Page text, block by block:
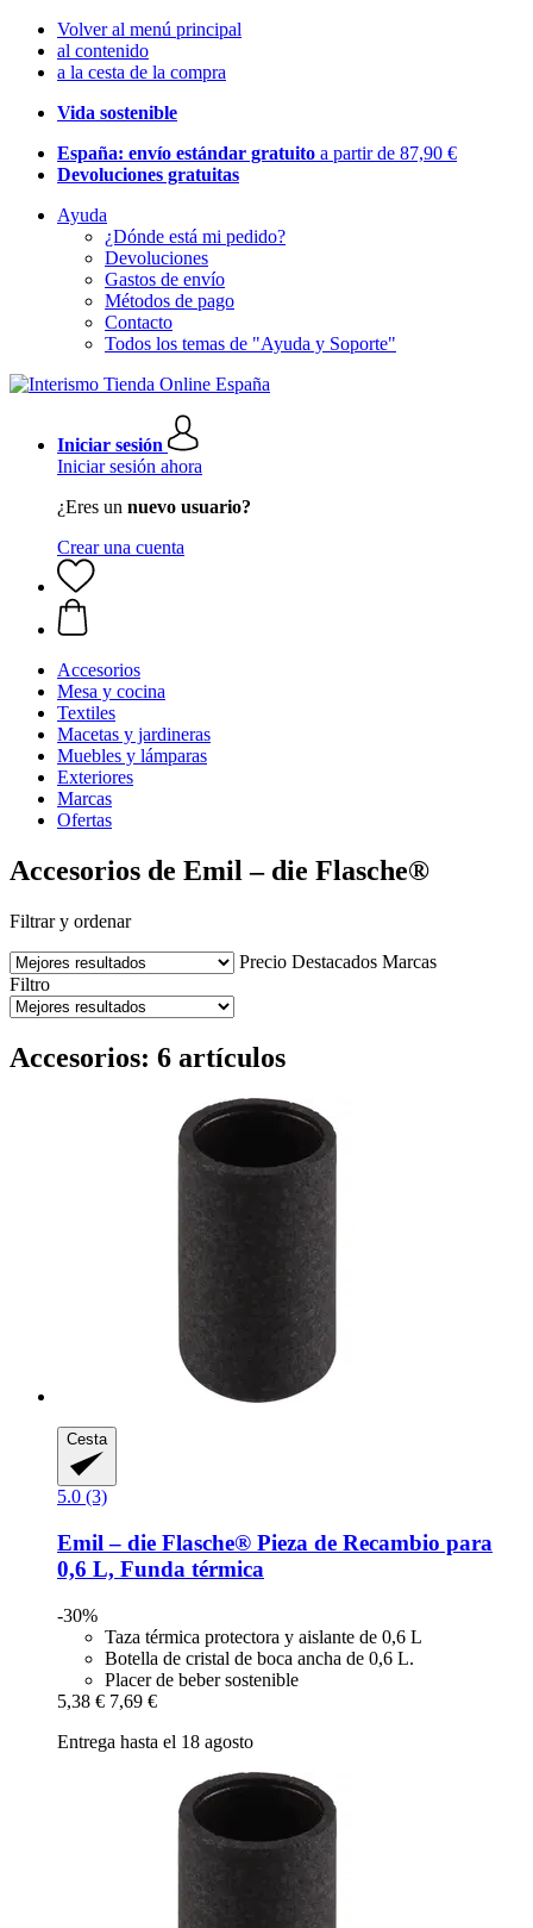
Volver al menú principal
al contenido
a la cesta de la compra
Vida sostenible
España: envío estándar gratuito a partir de 87,90 €
Devoluciones gratuitas
Ayuda
¿Dónde está mi pedido?
Devoluciones
Gastos de envío
Métodos de pago
Contacto
Todos los temas de "Ayuda y Soporte"
Iniciar sesión
Iniciar sesión ahora
¿Eres un nuevo usuario?
Crear una cuenta
Accesorios
Mesa y cocina
Textiles
Macetas y jardineras
Muebles y lámparas
Exteriores
Marcas
Ofertas
Accesorios de Emil – die Flasche®
Filtrar y ordenar
Precio Destacados Marcas
Filtro
Accesorios: 6 artículos
Cesta
5.0 (3)
Emil – die Flasche® Pieza de Recambio para
0,6 L, Funda térmica
-30%
Taza térmica protectora y aislante de 0,6 L
Botella de cristal de boca ancha de 0,6 L.
Placer de beber sostenible
5,38 € 7,69 €
Entrega hasta el 18 agosto